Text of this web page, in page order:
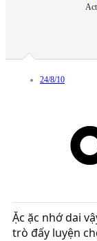
24/8/10
Ặc ặc nhớ dai
trò đấy luyện